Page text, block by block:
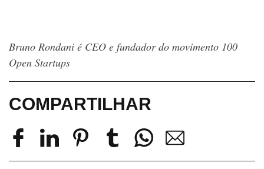
Bruno Rondani é CEO e fundador do movimento 100
Open Startups
COMPARTILHAR